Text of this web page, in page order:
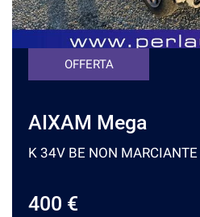
NEWS
OFFERTA
AIXAM Mega
K 34V BE NON MARCIANTE
400 €